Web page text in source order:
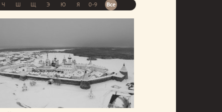
Ч Ш Щ Э Ю Я 0-9 Все